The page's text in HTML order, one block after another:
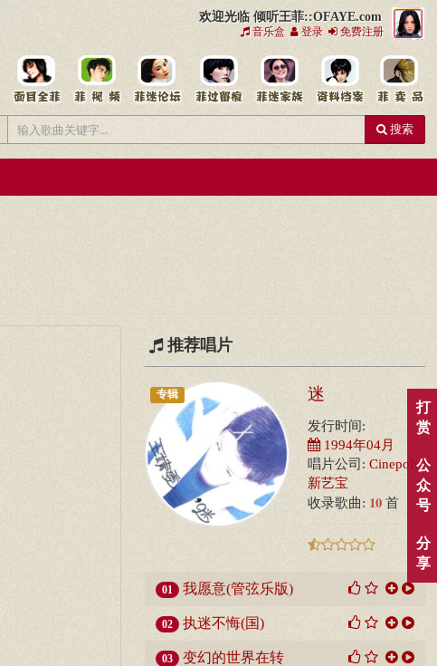
欢迎光临 倾听王菲::OFAYE.com
音乐盒 登录 免费注册
搜索
推荐唱片
专辑 迷
发行时间:
1994年04月
唱片公司: Cinepoly
新艺宝
收录歌曲: 10 首
01 我愿意(管弦乐版)
02 执迷不悔(国)
03 变幻的世界在转
打
赏
公
众
号
分
享